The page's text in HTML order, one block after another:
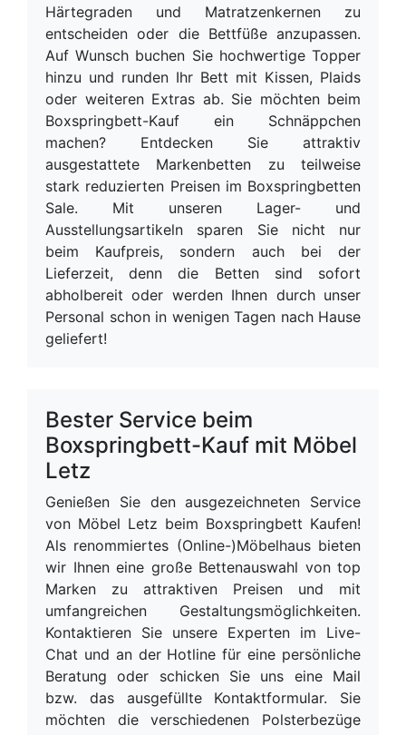
Härtegraden und Matratzenkernen zu
entscheiden oder die Bettfüße anzupassen.
Auf Wunsch buchen Sie hochwertige Topper
hinzu und runden Ihr Bett mit Kissen, Plaids
oder weiteren Extras ab. Sie möchten beim
Boxspringbett-Kauf ein Schnäppchen
machen? Entdecken Sie attraktiv
ausgestattete Markenbetten zu teilweise
stark reduzierten Preisen im Boxspringbetten
Sale. Mit unseren Lager- und
Ausstellungsartikeln sparen Sie nicht nur
beim Kaufpreis, sondern auch bei der
Lieferzeit, denn die Betten sind sofort
abholbereit oder werden Ihnen durch unser
Personal schon in wenigen Tagen nach Hause
geliefert!
Bester Service beim
Boxspringbett-Kauf mit Möbel
Letz
Genießen Sie den ausgezeichneten Service
von Möbel Letz beim Boxspringbett Kaufen!
Als renommiertes (Online-)Möbelhaus bieten
wir Ihnen eine große Bettenauswahl von top
Marken zu attraktiven Preisen und mit
umfangreichen Gestaltungsmöglichkeiten.
Kontaktieren Sie unsere Experten im Live-
Chat und an der Hotline für eine persönliche
Beratung oder schicken Sie uns eine Mail
bzw. das ausgefüllte Kontaktformular. Sie
möchten die verschiedenen Polsterbezüge